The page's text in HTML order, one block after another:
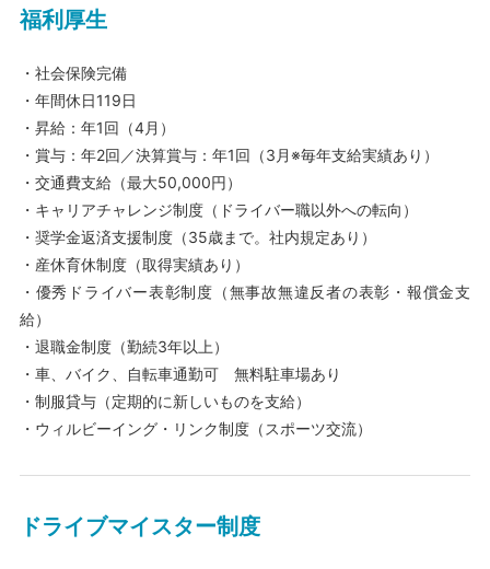
福利厚生
・社会保険完備
・年間休日119日
・昇給：年1回（4月）
・賞与：年2回／決算賞与：年1回（3月※毎年支給実績あり）
・交通費支給（最大50,000円）
・キャリアチャレンジ制度（ドライバー職以外への転向）
・奨学金返済支援制度（35歳まで。社内規定あり）
・産休育休制度（取得実績あり）
・優秀ドライバー表彰制度（無事故無違反者の表彰・報償金支
給）
・退職金制度（勤続3年以上）
・車、バイク、自転車通勤可 無料駐車場あり
・制服貸与（定期的に新しいものを支給）
・ウィルビーイング・リンク制度（スポーツ交流）
ドライブマイスター制度